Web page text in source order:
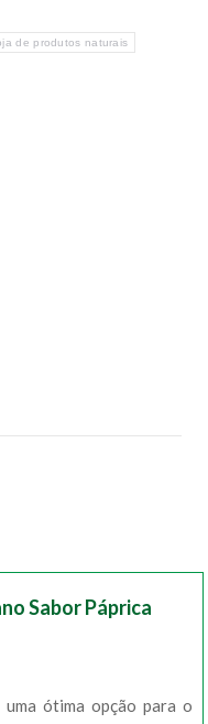
de produtos naturais
Sabor Páprica
uma ótima opção para o